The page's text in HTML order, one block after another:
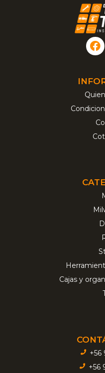
Cajas y
+56
+56